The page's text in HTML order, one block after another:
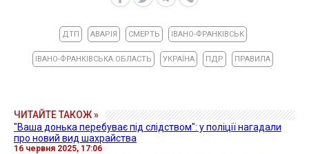
ДТП АВАРІЯ СМЕРТЬ ІВАНО-ФРАНКІВСЬК
ІВАНО-ФРАНКІВСЬКА ОБЛАСТЬ УКРАЇНА ПДР ПРАВИЛА
ЧИТАЙТЕ ТАКОЖ »
"Ваша донька перебуває під слідством": у поліції нагадали
про новий вид шахрайства
16 червня 2025, 17:06